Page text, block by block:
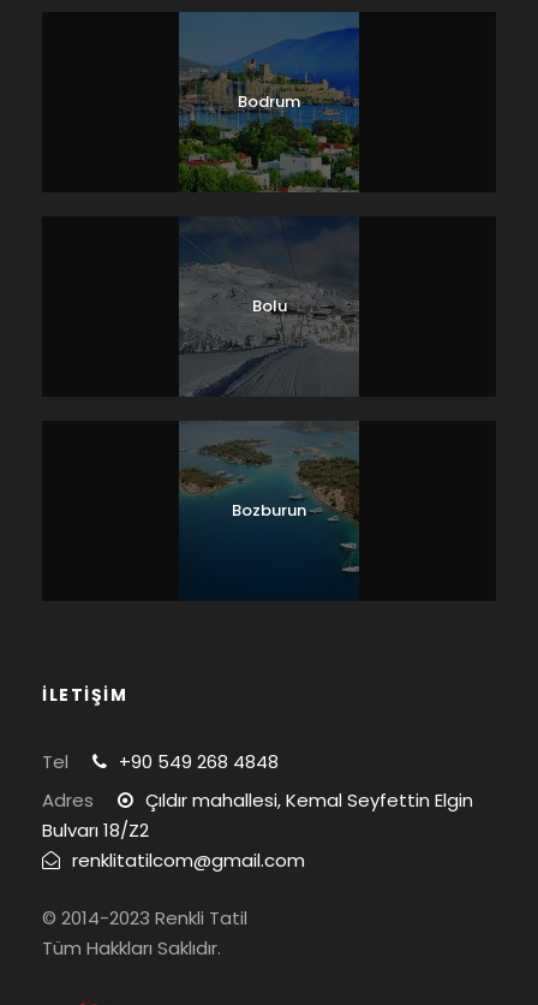
Bodrum
Bolu
Bozburun
İLETİŞİM
Tel
+90 549 268 4848
Adres
Çıldır mahallesi, Kemal Seyfettin Elgin
Bulvarı 18/Z2
renklitatilcom@gmail.com
© 2014-2023 Renkli Tatil
Tüm Hakkları Saklıdır.